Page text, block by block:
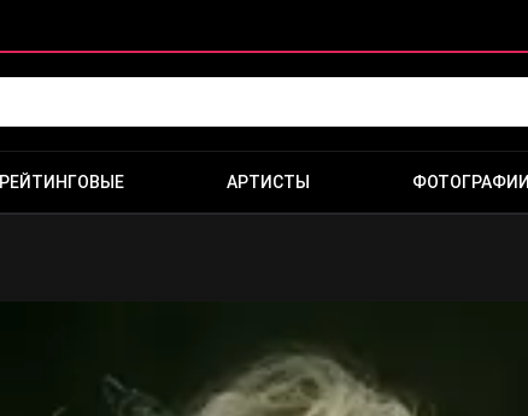
РЕЙТИНГОВЫЕ АРТИСТЫ ФОТОГРАФИИ